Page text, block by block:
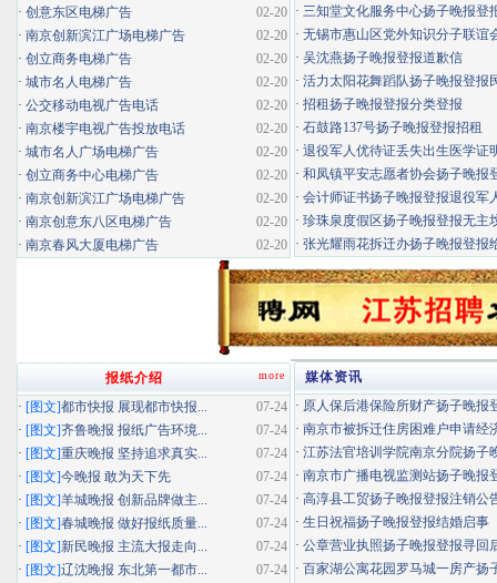
· 三知堂文化服务中心扬子晚报登
· 无锡市惠山区党外知识分子联谊
· 吴沈燕扬子晚报登报道歉信
· 活力太阳花舞蹈队扬子晚报登报
· 招租扬子晚报登报分类登报
· 石鼓路137号扬子晚报登报招租
· 退役军人优待证丢失出生医学证
· 和凤镇平安志愿者协会扬子晚报
· 会计师证书扬子晚报登报退役军
· 珍珠泉度假区扬子晚报登报无主
· 张光耀雨花拆迁办扬子晚报登报
02-20
· 创意东区电梯广告
02-20
· 南京创新滨江广场电梯广告
02-20
· 创立商务电梯广告
02-20
· 城市名人电梯广告
02-20
· 公交移动电视广告电话
02-20
· 南京楼宇电视广告投放电话
02-20
· 城市名人广场电梯广告
02-20
· 创立商务中心电梯广告
02-20
· 南京创新滨江广场电梯广告
02-20
· 南京创意东八区电梯广告
02-20
· 南京春风大厦电梯广告
媒体资讯
· 原人保后港保险所财产扬子晚报
· 南京市被拆迁住房困难户申请经
· 江苏法官培训学院南京分院扬子
· 南京市广播电视监测站扬子晚报
· 高淳县工贸扬子晚报登报注销公
· 生日祝福扬子晚报登报结婚启事
· 公章营业执照扬子晚报登报寻回
· 百家湖公寓花园罗马城一房产扬
more
报纸介绍
07-24
· [图文]都市快报 展现都市快报...
07-24
· [图文]齐鲁晚报 报纸广告环境...
07-24
· [图文]重庆晚报 坚持追求真实...
07-24
· [图文]今晚报 敢为天下先
07-24
· [图文]羊城晚报 创新品牌做主...
07-24
· [图文]春城晚报 做好报纸质量...
07-24
· [图文]新民晚报 主流大报走向...
07-24
· [图文]辽沈晚报 东北第一都市...